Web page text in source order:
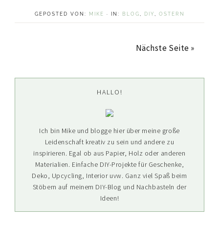
GEPOSTED VON: MIKE · IN: BLOG DIY OSTERN
Nächste Seite »
Seitenspalte
HALLO!
Ich bin Mike und blogge hier über meine große
Leidenschaft kreativ zu sein und andere zu
inspirieren. Egal ob aus Papier, Holz oder anderen
Materialien. Einfache DIY-Projekte für Geschenke,
Deko, Upcycling, Interior uvw. Ganz viel Spaß beim
Stöbern auf meinem DIY-Blog und Nachbasteln der
Ideen!